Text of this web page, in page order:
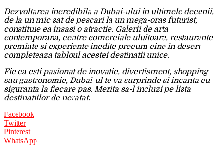
Dezvoltarea incredibila a Dubai-ului in ultimele decenii,
de la un mic sat de pescari la un mega-oras futurist,
constituie ea insasi o atractie. Galerii de arta
contemporana, centre comerciale uluitoare, restaurante
premiate si experiente inedite precum cine in desert
completeaza tabloul acestei destinatii unice.
Fie ca esti pasionat de inovatie, divertisment, shopping
sau gastronomie, Dubai-ul te va surprinde si incanta cu
siguranta la fiecare pas. Merita sa-l incluzi pe lista
destinatiilor de neratat.
Facebook
Twitter
Pinterest
WhatsApp